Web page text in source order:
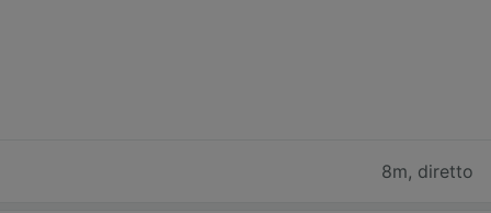
8m, diretto